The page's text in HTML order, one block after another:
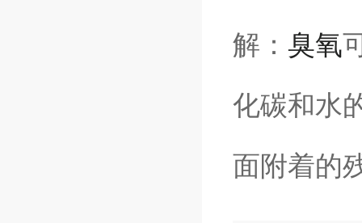
解： 臭氧
化碳和水
面附着的